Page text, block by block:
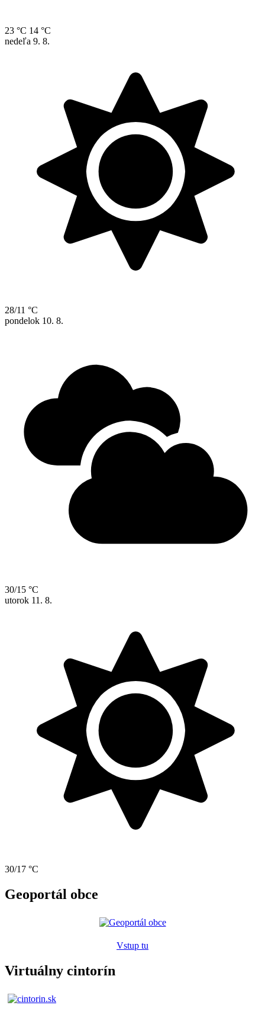
23 °C 14 °C
nedeľa 9. 8.
28/11 °C
pondelok 10. 8.
30/15 °C
utorok 11. 8.
30/17 °C
Geoportál obce
Vstup tu
Virtuálny cintorín